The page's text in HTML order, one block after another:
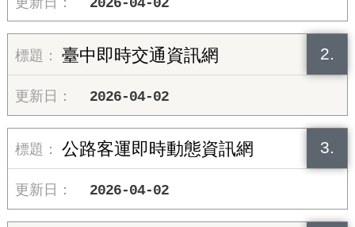
2.
臺中即時交通資訊網
2026-04-02
3.
公路客運即時動態資訊網
2026-04-02